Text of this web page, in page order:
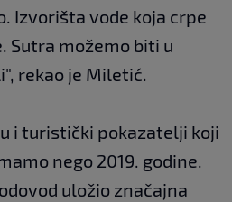
Izvorišta vode koja crpe
Sutra možemo biti u
rekao je Miletić.
i turistički pokazatelji koji
nego 2019. godine.
uložio značajna